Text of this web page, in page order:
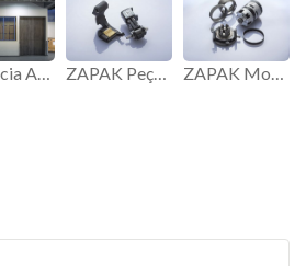
Eficiência Aprimorada em Logística e Armazenamento. ZAPAK Peças Originais. ZAPAK Motor Sem Escovas.